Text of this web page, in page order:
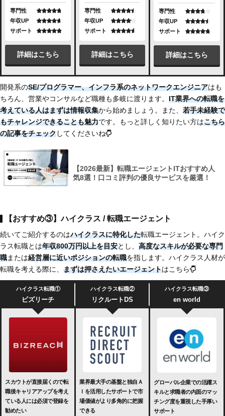
専門性
年収UP
サポート
詳細はこちら
専門性
年収UP
サポート
詳細はこちら
専門性
年収UP
サポート
詳細はこちら
開発系のSE/プログラマー、インフラ系のネットワークエンジニアはも
ちろん、営業やコンサルなど職種も多岐に渡ります。 IT業界への転職を
考えている人はまずは情報収集から始めましょう。また、 若手未経験で
もチャレンジできることも魅力です。もっと詳しく知りたい方はこちら
の記事をチェックしてくださいね
【2026最新】転職エージェントITおすすめ人
気8選！口コミ評判の優良サービスを厳選！
【おすすめ③】ハイクラス / 転職エージェント
続いてご紹介するのはハイクラスに特化した転職エージェント。ハイク
ラス転職とは年収800万円以上を目安とし、 高度なスキルが必要な専門
職または経営層に近いポジションの転職を指します。ハイクラス人材が
転職を考える際に、 まずは押さえたいエージェントはこちら
ハイクラス転職①
ビズリーチ
ハイクラス転職②
リクルートDS
ハイクラス転職③
en world
スカウトが直接届くので転
職後キャリアアップを考え
ている人には必須で登録を
勧めたい
業界最大手の基盤と独自Ａ
Ｉを活用したサポートで市
場価値がより多角的に把握
できる
グローバル企業での活躍ス
キルと求職者の内面のマッ
チング度を重視した手厚い
サポート